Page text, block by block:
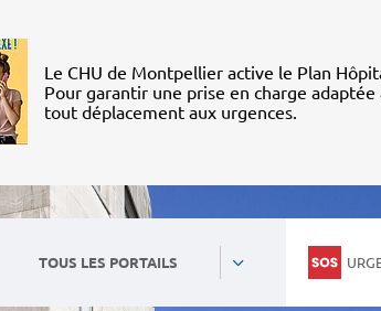
Le CHU de Montpellier active le Plan
Pour garantir une prise en charge
tout déplacement aux urgences.
TOUS LES PORTAILS